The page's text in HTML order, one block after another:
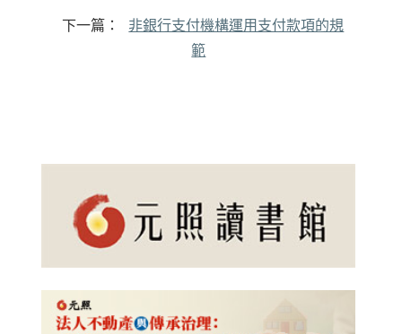
下一篇：
非銀行支付機構運用支付款項的規
範